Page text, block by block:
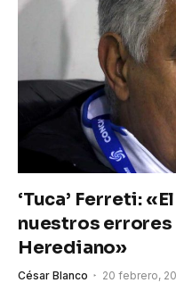
‘Tuca’ Ferreti:
nuestros
Herediano»
César Blanco 20 febrero,